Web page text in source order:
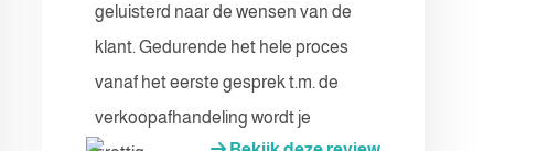
geluisterd naar de wensen van de
klant. Gedurende het hele proces
vanaf het eerste gesprek t.m. de
verkoopafhandeling wordt je